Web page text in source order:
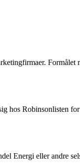
Formålet
hos Robinsonlisten
Energi eller andre